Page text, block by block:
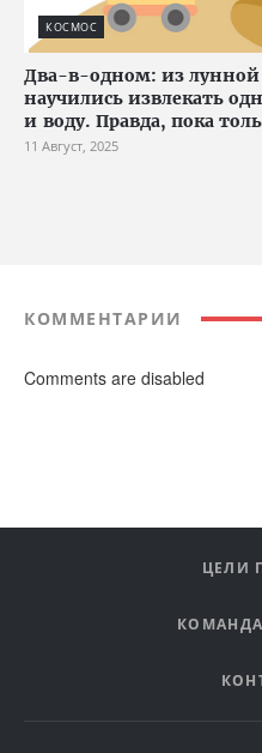
КОСМОС
Два-в-одном: из лунной
научились извлекать
и воду. Правда, пока
11 Август, 2025
КОММЕНТАРИИ
Comments are disabled
ЦЕЛИ